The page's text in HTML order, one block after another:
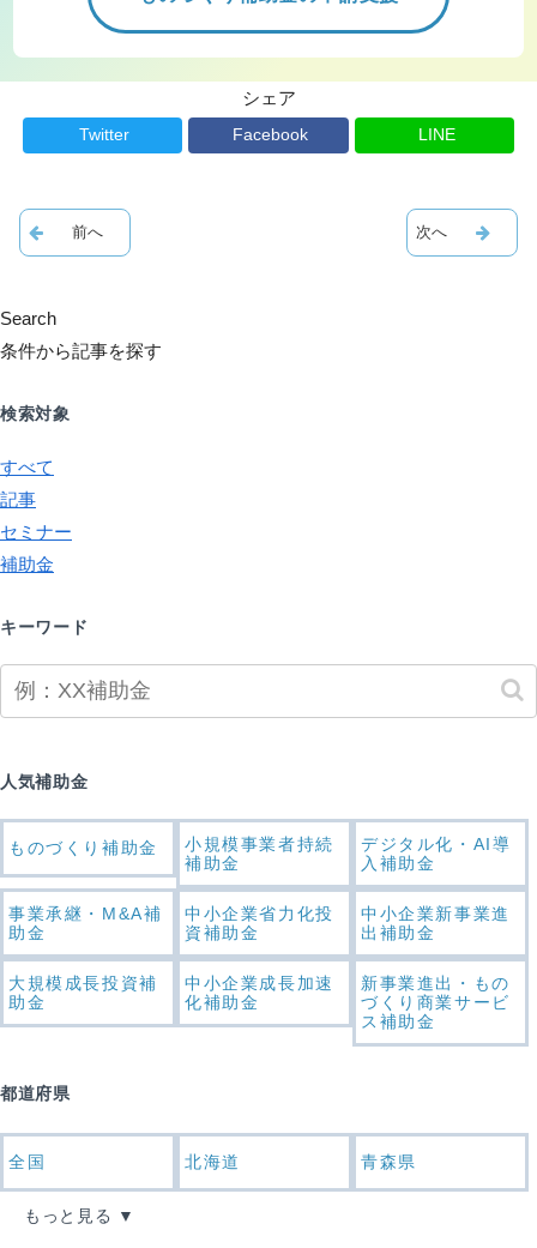
シェア
Twitter Facebook LINE
Search
条件から記事を探す
検索対象
すべて
記事
セミナー
補助金
キーワード
人気補助金
ものづくり補助金
小規模事業者持続
補助金
デジタル化・AI導
入補助金
事業承継・M&A補
助金
中小企業省力化投
資補助金
中小企業新事業進
出補助金
大規模成長投資補
助金
中小企業成長加速
化補助金
新事業進出・もの
づくり商業サービ
ス補助金
都道府県
全国 北海道 青森県
もっと見る